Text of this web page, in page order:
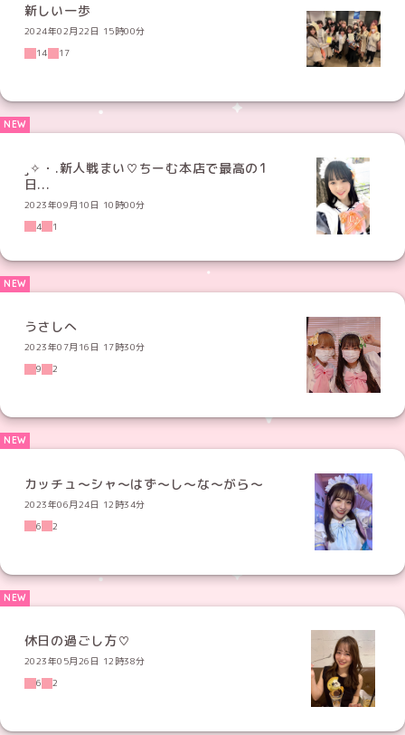
新しい一歩
2024年02月22日 15時00分
14
17
¸✧・.新人戦まい♡ちーむ本店で最高の1
日...
2023年09月10日 10時00分
4
1
うさしへ
2023年07月16日 17時30分
9
2
カッチュ〜シャ〜はず〜し〜な〜がら〜
2023年06月24日 12時34分
6
2
休日の過ごし方♡
2023年05月26日 12時38分
6
2